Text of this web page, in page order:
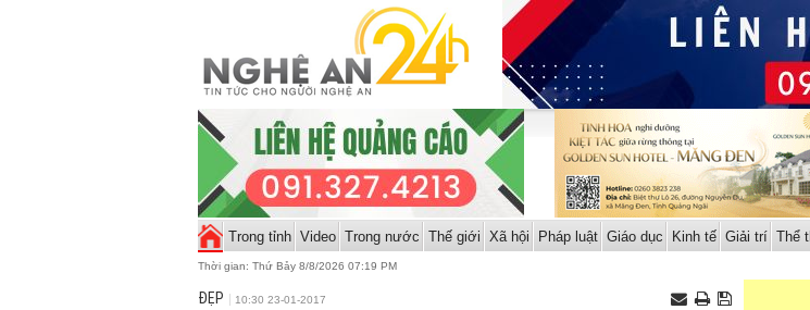
Trong tỉnh Video Trong nước Thế giới Xã hội Pháp luật Giáo dục Kinh tế Giải trí Thể
Thời gian: Thứ Bảy 8/8/2026 07:19 PM
ĐẸP 10:30 23-01-2017